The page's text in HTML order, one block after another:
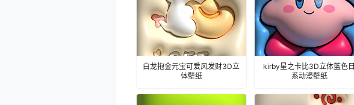
白龙抱金元宝可爱风发财3D立
体壁纸
kirby星之卡比3D立体蓝色日
系动漫壁纸